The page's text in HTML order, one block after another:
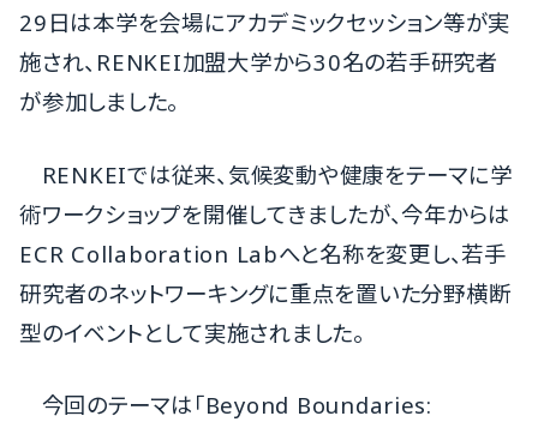
29日は本学を会場にアカデミックセッション等が実
施され、RENKEI加盟大学から30名の若手研究者
が参加しました。
RENKEIでは従来、気候変動や健康をテーマに学
術ワークショップを開催してきましたが、今年からは
ECR Collaboration Labへと名称を変更し、若手
研究者のネットワーキングに重点を置いた分野横断
型のイベントとして実施されました。
今回のテーマは「Beyond Boundaries: